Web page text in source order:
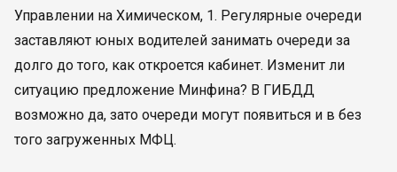
Управлении на Химическом, 1. Регулярные очереди
заставляют юных водителей занимать очереди за
долго до того, как откроется кабинет. Изменит ли
ситуацию предложение Минфина? В ГИБДД
возможно да, зато очереди могут появиться и в без
того загруженных МФЦ.